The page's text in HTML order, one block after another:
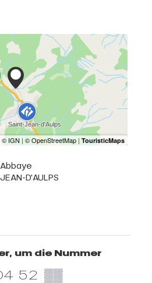
D'AULPS
um die Nummer
52 ▒▒